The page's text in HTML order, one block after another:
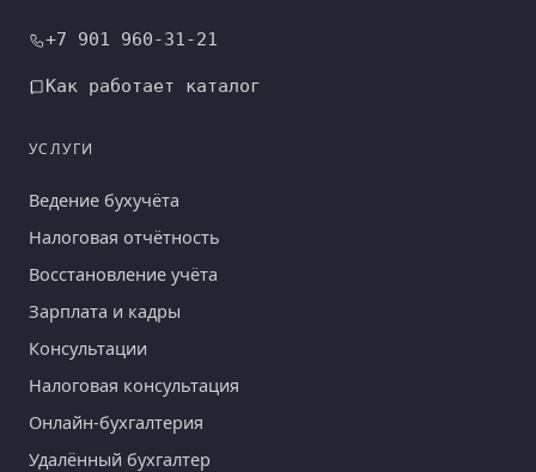
+7 901 960-31-21
Как работает каталог
УСЛУГИ
Ведение бухучёта
Налоговая отчётность
Восстановление учёта
Зарплата и кадры
Консультации
Налоговая консультация
Онлайн-бухгалтерия
Удалённый бухгалтер